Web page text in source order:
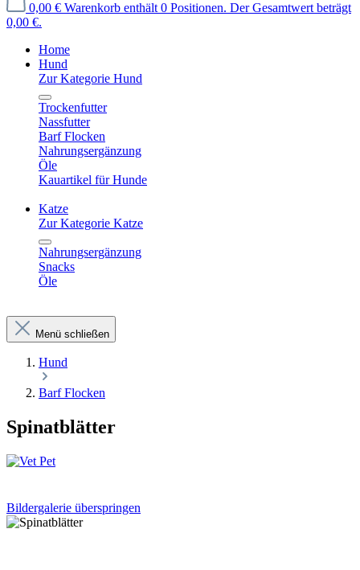
0,00 € Warenkorb enthält 0 Positionen. Der Gesamtwert beträgt
0,00 €.
Home
Hund
Zur Kategorie Hund
Trockenfutter
Nassfutter
Barf Flocken
Nahrungsergänzung
Öle
Kauartikel für Hunde
Katze
Zur Kategorie Katze
Nahrungsergänzung
Snacks
Öle
Menü schließen
Hund
Barf Flocken
Spinatblätter
Bildergalerie überspringen